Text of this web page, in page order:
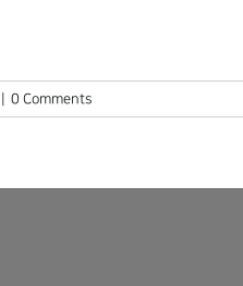
0 Comments